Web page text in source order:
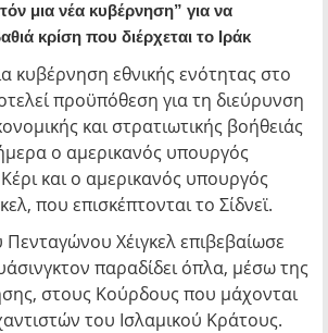
μια νέα κυβέρνηση” για να
κρίση που διέρχεται το Ιράκ
κυβέρνηση εθνικής ενότητας στο
προϋπόθεση για τη διεύρυνση
και στρατιωτικής βοήθειάς
ο αμερικανός υπουργός
και ο αμερικανός υπουργός
που επισκέπτονται το Σίδνεϊ.
Χέιγκελ επιβεβαίωσε
παραδίδει όπλα, μέσω της
στους Κούρδους που μάχονται
του Ισλαμικού Κράτους.